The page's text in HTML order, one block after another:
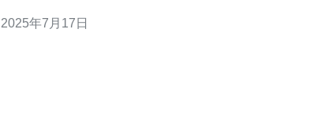
护，让用户可以放心地运行网站和应用程序。 VPS即虚拟
2025年7月17日